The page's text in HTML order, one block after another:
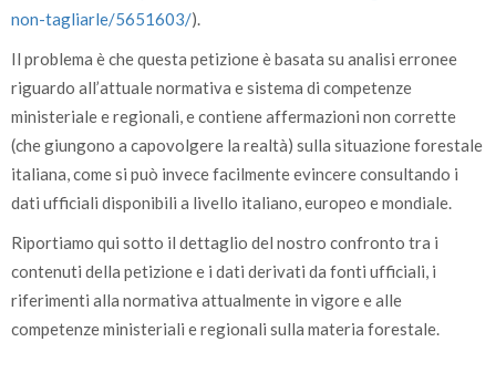
non-tagliarle/­5651603/­).
Il problema è che questa petizione è basata su analisi erronee
riguardo all’attuale normativa e sistema di competenze
ministeriale e regionali, e contiene affermazioni non corrette
(che giungono a capovolgere la realtà) sulla situazione forestale
italiana, come si può invece facilmente evincere consultando i
dati ufficiali disponibili a livello italiano, europeo e mondiale.
Riportiamo qui sotto il dettaglio del nostro confronto tra i
contenuti della petizione e i dati derivati da fonti ufficiali, i
riferimenti alla normativa attualmente in vigore e alle
competenze ministeriali e regionali sulla materia forestale.